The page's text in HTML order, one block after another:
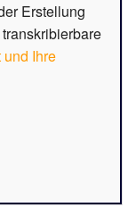
Erstellung
und Ihre